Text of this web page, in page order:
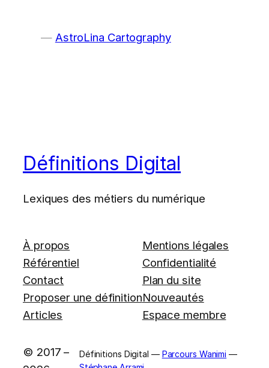
AstroLina Cartography
Définitions Digital
Lexiques des métiers du numérique
À propos
Référentiel
Contact
Proposer une définition
Articles
Mentions légales
Confidentialité
Plan du site
Nouveautés
Espace membre
© 2017 –
Définitions Digital — Parcours Wanimi —